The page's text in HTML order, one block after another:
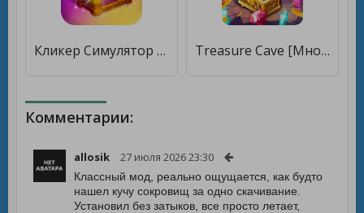
Кликер Симулятор Героя [Много денег] Treasure Cave [Много денег]
Комментарии:
allosik 27 июля 2026 23:30
Классный мод, реально ощущается, как будто
нашел кучу сокровищ за одно скачивание.
Установил без затыков, все просто летает,